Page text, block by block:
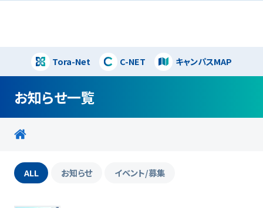
Tora-Net C-NET キャンパスMAP閉じる
お知らせ一覧
ALL お知らせ イベント/募集